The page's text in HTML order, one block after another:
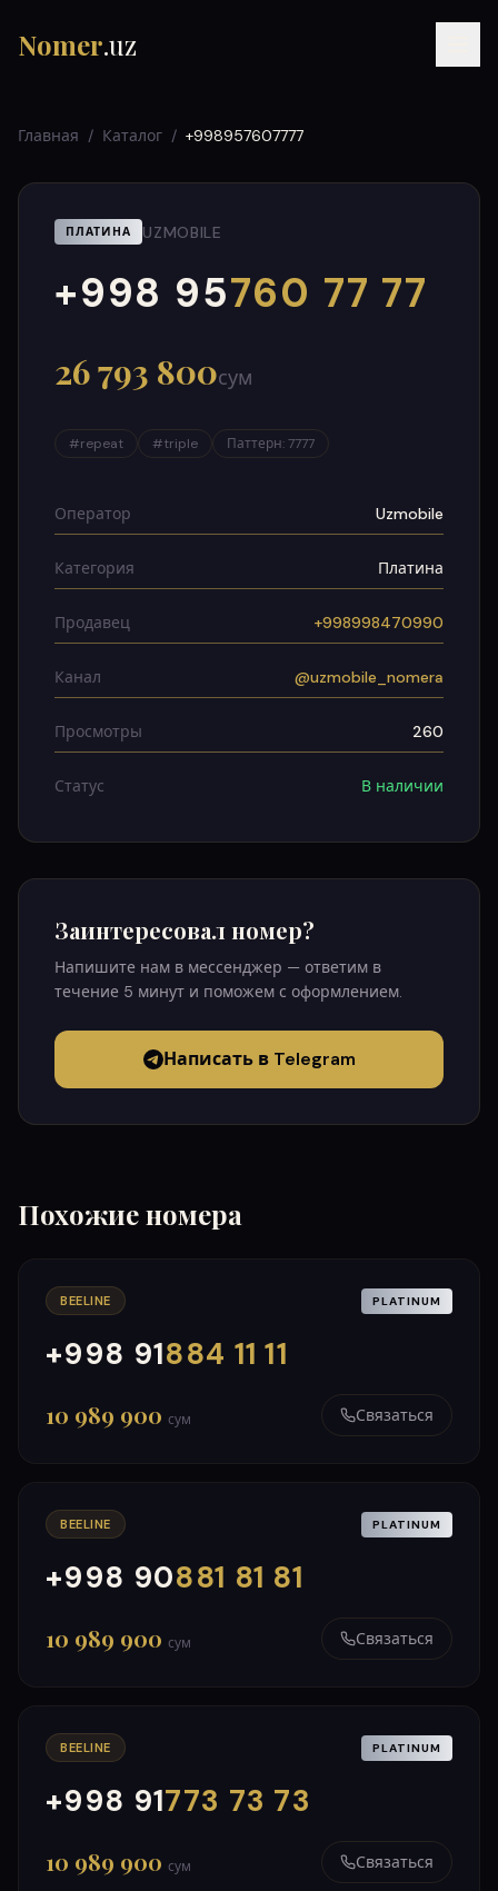
Nomer.uz
UZ УЗ
Главная / Каталог / +998957607777
ПЛАТИНА UZMOBILE
+998 95760 77 77
000
999
26 793 800сум
#repeat #triple Паттерн:7777
Оператор Uzmobile
Категория Платина
Продавец +998998470990
Канал @uzmobile_nomera
Просмотры 260
Статус В наличии
Заинтересовал номер?
Напишите нам в мессенджер — ответим в
течение 5 минут и поможем с оформлением.
Написать в Telegram
Похожие номера
BEELINE PLATINUM
+998 91884 11 11
000
999
10 989 900 сум Связаться
BEELINE PLATINUM
+998 90881 81 81
000
999
10 989 900 сум Связаться
BEELINE PLATINUM
+998 91773 73 73
000
999
10 989 900 сум Связаться